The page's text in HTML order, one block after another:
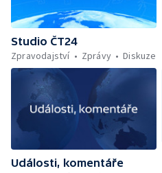
Studio ČT24
Zpravodajství
Zprávy Diskuze
Události, komentáře